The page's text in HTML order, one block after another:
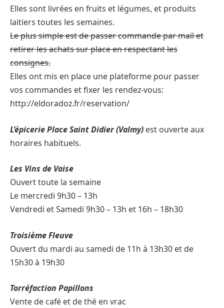
Elles sont livrées en fruits et légumes, et produits
laitiers toutes les semaines.
Le plus simple est de passer commande par mail et
retirer les achats sur place en respectant les
consignes.
Elles ont mis en place une plateforme pour passer
vos commandes et fixer les rendez-vous:
http://eldoradoz.fr/reservation/
L’épicerie Place Saint Didier (Valmy) est ouverte aux
horaires habituels.
Les Vins de Vaise
Ouvert toute la semaine
Le mercredi 9h30 – 13h
Vendredi et Samedi 9h30 – 13h et 16h – 18h30
Troisième Fleuve
Ouvert du mardi au samedi de 11h à 13h30 et de
15h30 à 19h30
Torréfaction Papillons
Vente de café et de thé en vrac